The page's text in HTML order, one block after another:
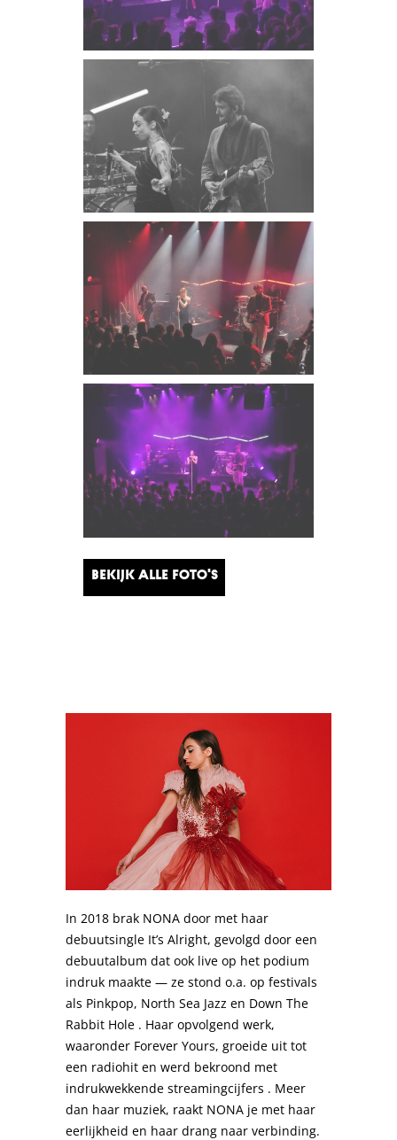
Bekijk alle foto's
In 2018 brak NONA door met haar
debuutsingle It’s Alright, gevolgd door een
debuutalbum dat ook live op het podium
indruk maakte — ze stond o.a. op festivals
als Pinkpop, North Sea Jazz en Down The
Rabbit Hole . Haar opvolgend werk,
waaronder Forever Yours, groeide uit tot
een radiohit en werd bekroond met
indrukwekkende streamingcijfers . Meer
dan haar muziek, raakt NONA je met haar
eerlijkheid en haar drang naar verbinding.